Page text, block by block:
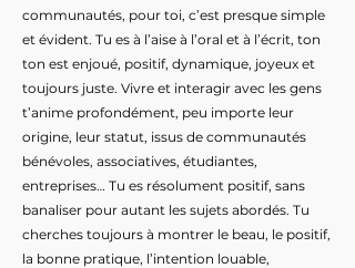
communautés, pour toi, c’est presque simple
et évident. Tu es à l’aise à l’oral et à l’écrit, ton
ton est enjoué, positif, dynamique, joyeux et
toujours juste. Vivre et interagir avec les gens
t’anime profondément, peu importe leur
origine, leur statut, issus de communautés
bénévoles, associatives, étudiantes,
entreprises… Tu es résolument positif, sans
banaliser pour autant les sujets abordés. Tu
cherches toujours à montrer le beau, le positif,
la bonne pratique, l’intention louable,